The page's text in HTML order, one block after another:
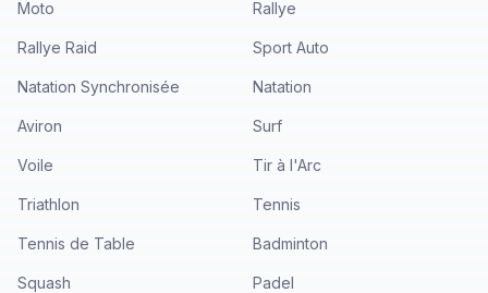
Moto Rallye
Rallye Raid Sport Auto
Natation Synchronisée Natation
Aviron Surf
Voile Tir à l'Arc
Triathlon Tennis
Tennis de Table Badminton
Squash Padel